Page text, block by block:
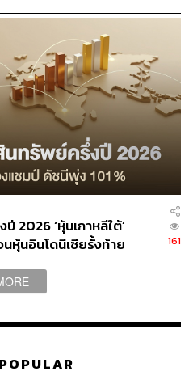
2026 ‘หุ้นเกาหลีใต้’
หุ้นอินโดนีเซียรั้งท้าย
161